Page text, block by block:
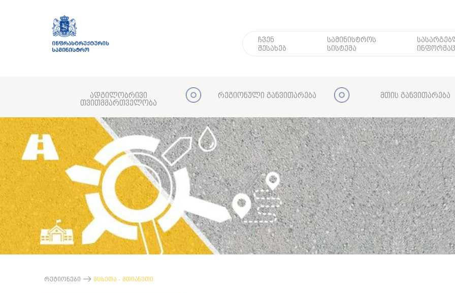
ჩვენ
შესახებ
სამინისტროს
სისტემა
ადგილობრივი
თვითმმართველობა
რეგიონული განვითარება მთის განვითარება
რეგიონები მცხეთა - მთიანეთი